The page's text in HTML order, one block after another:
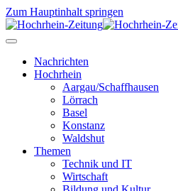
Zum Hauptinhalt springen
Nachrichten
Hochrhein
Aargau/Schaffhausen
Lörrach
Basel
Konstanz
Waldshut
Themen
Technik und IT
Wirtschaft